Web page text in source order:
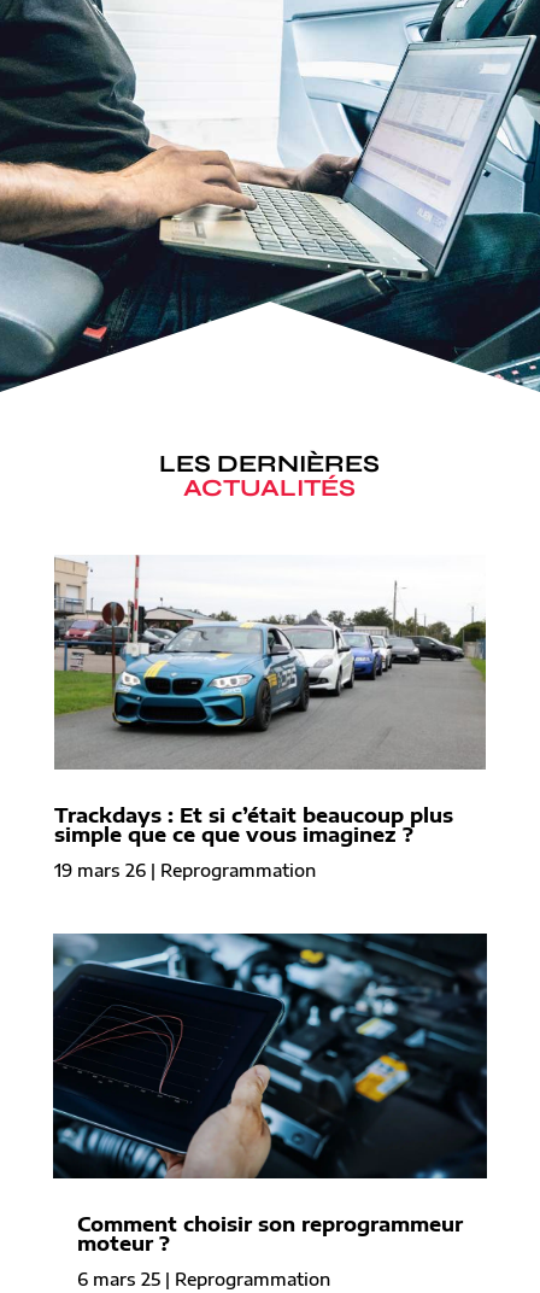
LES DERNIÈRES
ACTUALITÉS
Trackdays : Et si c’était beaucoup plus
simple que ce que vous imaginez ?
19 mars 26| Reprogrammation
Comment choisir son reprogrammeur
moteur ?
6 mars 25| Reprogrammation